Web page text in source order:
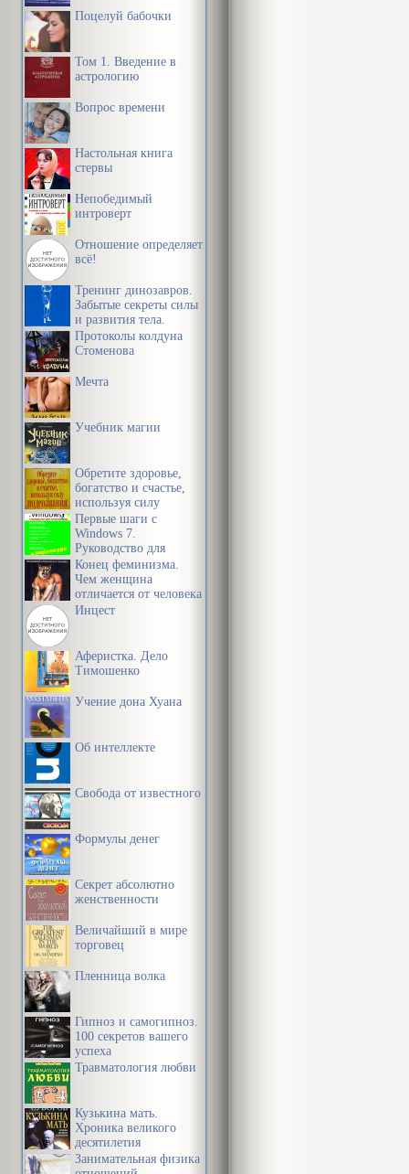
Поцелуй бабочки
Том 1. Введение в
астрологию
Вопрос времени
Настольная книга
стервы
Непобедимый
интроверт
Отношение определяет
всё!
Тренинг динозавров.
Забытые секреты силы
и развития тела.
Протоколы колдуна
Стоменова
Мечта
Учебник магии
Обретите здоровье,
богатство и счастье,
используя силу
подсознания
Первые шаги с
Windows 7.
Руководство для
начинающих
Конец феминизма.
Чем женщина
отличается от человека
Инцест
Аферистка. Дело
Тимошенко
Учение дона Хуана
Об интеллекте
Свобода от известного
Формулы денег
Секрет абсолютно
женственности
Величайший в мире
торговец
Пленница волка
Гипноз и самогипноз.
100 секретов вашего
успеха
Травматология любви
Кузькина мать.
Хроника великого
десятилетия
Занимательная физика